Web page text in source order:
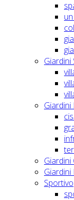
Giardini
Giardini
Giardini
Giardini
Sportivo